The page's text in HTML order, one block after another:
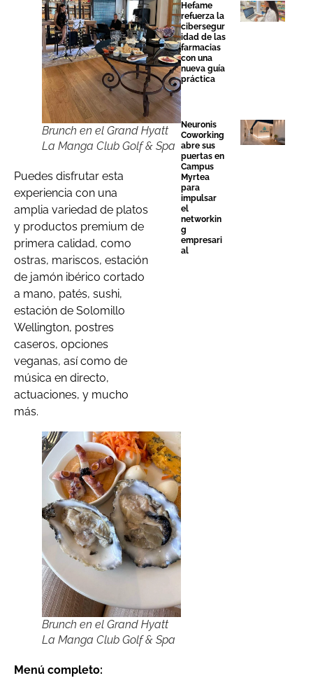
Brunch en el Grand Hyatt
La Manga Club Golf & Spa
Puedes disfrutar esta
experiencia con una
amplia variedad de platos
y productos premium de
primera calidad, como
ostras, mariscos, estación
de jamón ibérico cortado
a mano, patés, sushi,
estación de Solomillo
Wellington, postres
caseros, opciones
veganas, así como de
música en directo,
actuaciones, y mucho
más.
Brunch en el Grand Hyatt
La Manga Club Golf & Spa
Menú completo:
Hefame
refuerza la
cibersegur
idad de las
farmacias
con una
nueva guía
práctica
Neuronis
Coworking
abre sus
puertas en
Campus
Myrtea
para
impulsar
el
networkin
g
empresari
al